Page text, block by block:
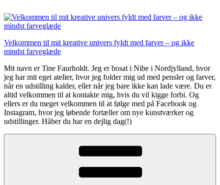
til
indhold
Velkommen til mit kreative univers fyldt med farver – og ikke
mindst farveglæde
Mit navn er Tine Faurholdt. Jeg er bosat i Nibe i Nordjylland, hvor
jeg har mit eget atelier, hvor jeg folder mig ud med pensler og farver,
når en udstilling kalder, eller når jeg bare ikke kan lade være. Du er
altid velkommen til at kontakte mig, hvis du vil kigge forbi. Og
ellers er du meget velkommen til at følge med på Facebook og
Instagram, hvor jeg løbende fortæller om nye kunstværker og
udstillinger. Håber du har en dejlig dag(!)